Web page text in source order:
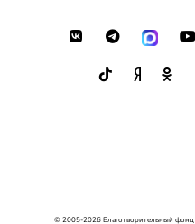
© 2005-2026 Благотворительный фонд